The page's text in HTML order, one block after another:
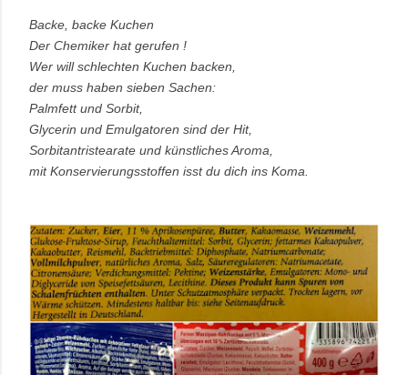
Backe, backe Kuchen
Der Chemiker hat gerufen !
Wer will schlechten Kuchen backen,
der muss haben sieben Sachen:
Palmfett und Sorbit,
Glycerin und Emulgatoren sind der Hit,
Sorbitantristearate und künstliches Aroma,
mit Konservierungsstoffen isst du dich ins Koma.